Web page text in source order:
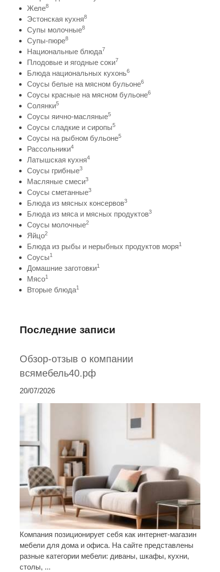
Желе8
Эстонская кухня8
Супы молочные8
Супы-пюре8
Национальные блюда7
Плодовые и ягодные соки7
Блюда национальных кухонь6
Соусы белые на мясном бульоне6
Соусы красные на мясном бульоне6
Солянки5
Соусы яично-масляные5
Соусы сладкие и сиропы5
Соусы на рыбном бульоне5
Рассольники4
Латышская кухня4
Соусы грибные3
Масляные смеси3
Соусы сметанные3
Блюда из мясных консервов3
Блюда из мяса и мясных продуктов3
Соусы молочные2
Яйцо2
Блюда из рыбы и нерыбных продуктов моря1
Соусы1
Домашние заготовки1
Мясо1
Вторые блюда1
Последние записи
Обзор-отзыв о компании
всямебель40.рф
20/07/2026
Компания позиционирует себя как интернет-магазин
мебели для дома и офиса. На сайте представлены
разные категории мебели: диваны, шкафы, кухни,
столы, ...